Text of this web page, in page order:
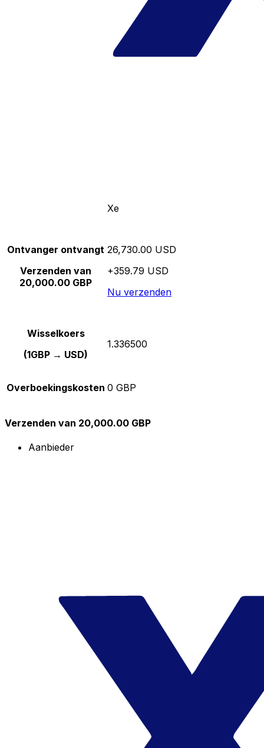
Xe
Ontvanger ontvangt
Verzenden van
20,000.00 GBP
26,730.00 USD
+359.79 USD
Nu verzenden
Wisselkoers
(1GBP → USD)
1.336500
Overboekingskosten 0 GBP
Verzenden van 20,000.00 GBP
Aanbieder